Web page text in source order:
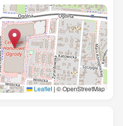
Leaflet | © OpenStreetMap